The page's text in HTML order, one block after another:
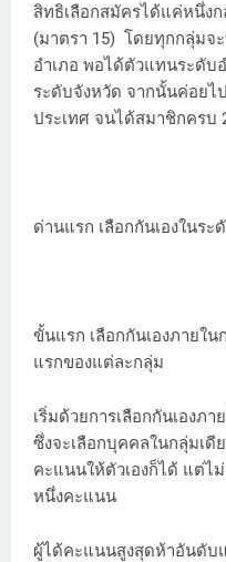
สิทธิเลือกสมัครได้แค่หนึ่ง
(มาตรา 15) โดยทุกกลุ่มจ
อำเภอ พอได้ตัวแทนระดับ
ระดับจังหวัด จากนั้นค่อยไ
ประเทศ จนได้สมาชิกครบ
ด่านแรก เลือกกันเองในระ
ขั้นแรก เลือกกันเองภายใ
แรกของแต่ละกลุ่ม
เริ่มด้วยการเลือกกันเองภ
ซึ่งจะเลือกบุคคลในกลุ่มเดี
คะแนนให้ตัวเองก็ได้ แต่ไ
หนึ่งคะแนน
ผู้ได้คะแนนสูงสุดห้าอันดับ